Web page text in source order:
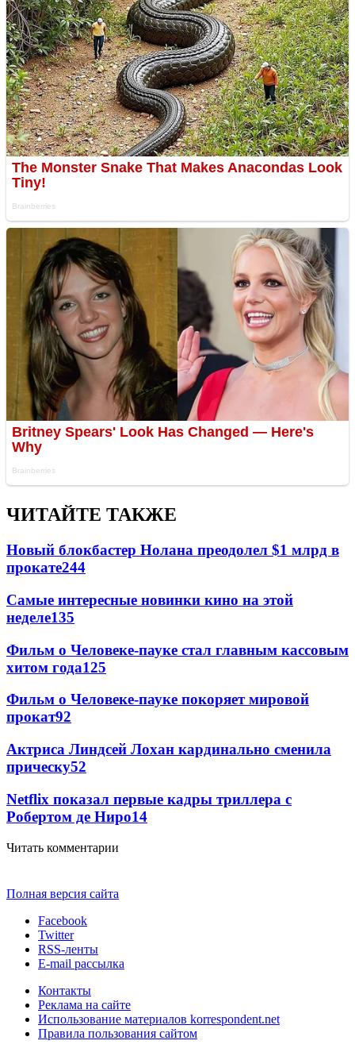
ЧИТАЙТЕ ТАКЖЕ
Новый блокбастер Нолана преодолел $1 млрд в
прокате244
Самые интересные новинки кино на этой
неделе135
Фильм о Человеке-пауке стал главным кассовым
хитом года125
Фильм о Человеке-пауке покоряет мировой
прокат92
Актриса Линдсей Лохан кардинально сменила
прическу52
Netflix показал первые кадры триллера с
Робертом де Ниро14
Читать комментарии
Полная версия сайта
Facebook
Twitter
RSS-ленты
E-mail рассылка
Контакты
Реклама на сайте
Использование материалов korrespondent.net
Правила пользования сайтом